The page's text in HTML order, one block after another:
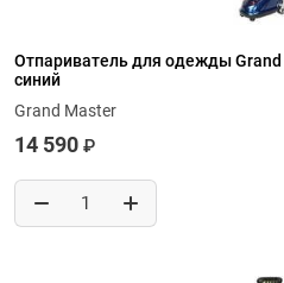
Отпариватель для одежды Grand
синий
Grand Master
14 590 ₽